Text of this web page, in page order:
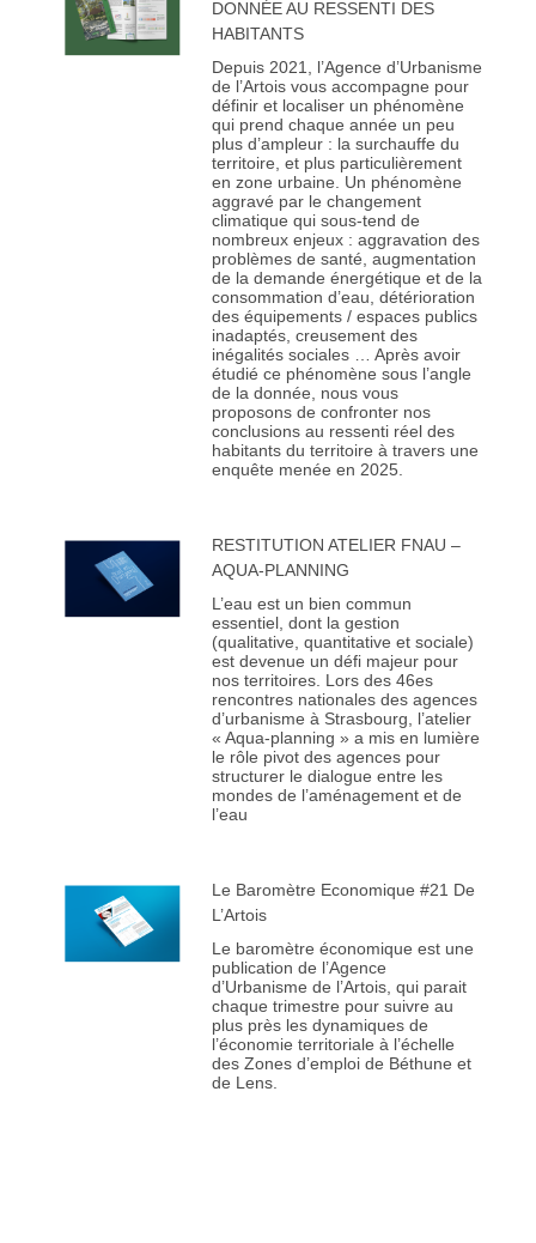
DONNÉE AU RESSENTI DES
HABITANTS
Depuis 2021, l’Agence d’Urbanisme
de l’Artois vous accompagne pour
définir et localiser un phénomène
qui prend chaque année un peu
plus d’ampleur : la surchauffe du
territoire, et plus particulièrement
en zone urbaine. Un phénomène
aggravé par le changement
climatique qui sous-tend de
nombreux enjeux : aggravation des
problèmes de santé, augmentation
de la demande énergétique et de la
consommation d’eau, détérioration
des équipements / espaces publics
inadaptés, creusement des
inégalités sociales … Après avoir
étudié ce phénomène sous l’angle
de la donnée, nous vous
proposons de confronter nos
conclusions au ressenti réel des
habitants du territoire à travers une
enquête menée en 2025.
RESTITUTION ATELIER FNAU –
AQUA-PLANNING
L’eau est un bien commun
essentiel, dont la gestion
(qualitative, quantitative et sociale)
est devenue un défi majeur pour
nos territoires. Lors des 46es
rencontres nationales des agences
d’urbanisme à Strasbourg, l’atelier
« Aqua-planning » a mis en lumière
le rôle pivot des agences pour
structurer le dialogue entre les
mondes de l’aménagement et de
l’eau
Le Baromètre Economique #21 De
L’Artois
Le baromètre économique est une
publication de l’Agence
d’Urbanisme de l’Artois, qui parait
chaque trimestre pour suivre au
plus près les dynamiques de
l’économie territoriale à l’échelle
des Zones d’emploi de Béthune et
de Lens.